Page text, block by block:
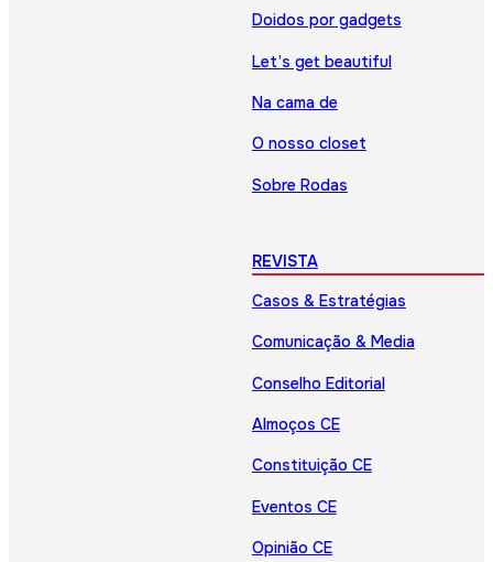
Doidos por gadgets
Let’s get beautiful
Na cama de
O nosso closet
Sobre Rodas
REVISTA
Casos & Estratégias
Comunicação & Media
Conselho Editorial
Almoços CE
Constituição CE
Eventos CE
Opinião CE